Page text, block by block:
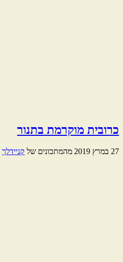
כרובית מוקרמת בתנור
27 במרץ 2019 מהמתכונים של קניידלך